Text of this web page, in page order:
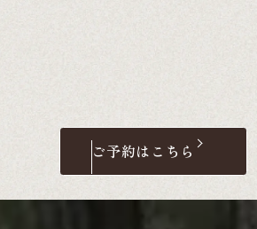
ご予約はこちら